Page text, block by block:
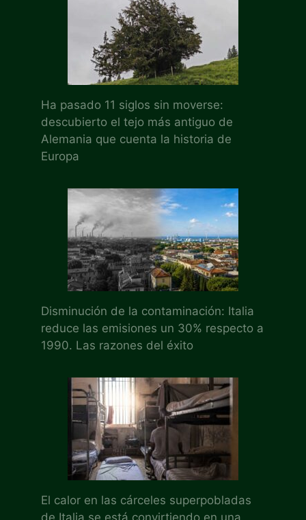
Ha pasado 11 siglos sin moverse:
descubierto el tejo más antiguo de
Alemania que cuenta la historia de
Europa
Disminución de la contaminación: Italia
reduce las emisiones un 30% respecto a
1990. Las razones del éxito
El calor en las cárceles superpobladas
de Italia se está convirtiendo en una